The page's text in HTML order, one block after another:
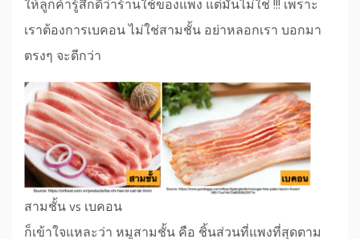
ให้ลูกค้ารู้สึกดีว่าร้านใช้ของแพง แต่มันไม่ใช่ !!! เพราะ
เราต้องการเบคอน ไม่ใช่สามชั้น อย่าหลอกเรา บอกมา
ตรงๆ จะดีกว่า
สามชั้น vs เบคอน
ก็เข้าใจแหละว่า หมูสามชั้น คือ ชิ้นส่วนที่แพงที่สุดตาม